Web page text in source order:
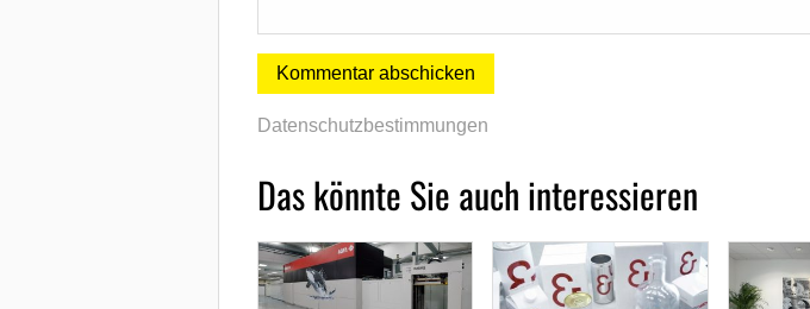
Datenschutzbestimmungen
Das könnte Sie auch interessieren